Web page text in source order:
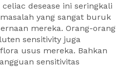
desease ini seringkali
yang sangat buruk
mereka. Orang-orang
sensitivity juga
usus mereka. Bahkan
sensitivitas